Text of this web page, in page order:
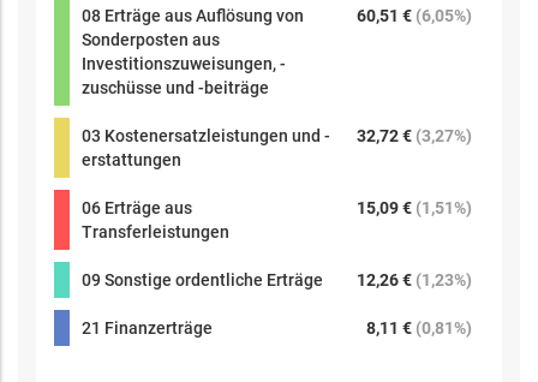
08 Erträge aus Auflösung von
Sonderposten aus
Investitionszuweisungen, -
zuschüsse und -beiträge
60,51 € (6,05%)
03 Kostenersatzleistungen und -
erstattungen
32,72 € (3,27%)
06 Erträge aus
Transferleistungen
15,09 € (1,51%)
09 Sonstige ordentliche Erträge 12,26 € (1,23%)
21 Finanzerträge 8,11 € (0,81%)